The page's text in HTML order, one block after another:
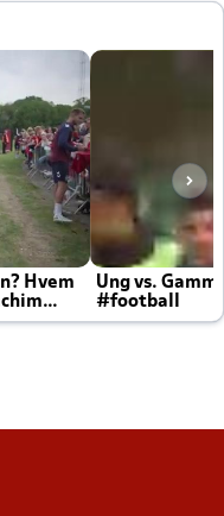
Hvem
Ung vs.
#football